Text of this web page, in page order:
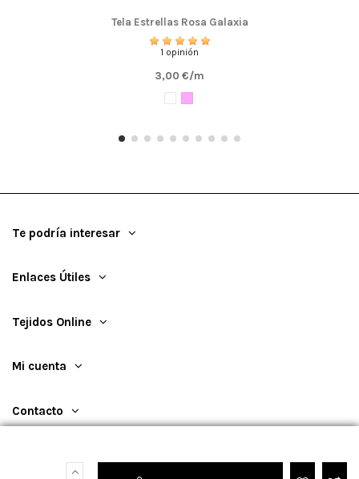
Tela Estrellas Rosa Galaxia
1 opinión
3,00 €/m
Te podría interesar
Enlaces Útiles
Tejidos Online
Mi cuenta
Contacto